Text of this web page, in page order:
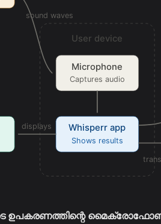
ഉപകരണത്തിന്റെ